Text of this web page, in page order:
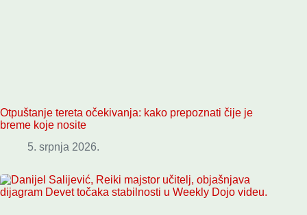
Otpuštanje tereta očekivanja: kako prepoznati čije je
breme koje nosite
5. srpnja 2026.